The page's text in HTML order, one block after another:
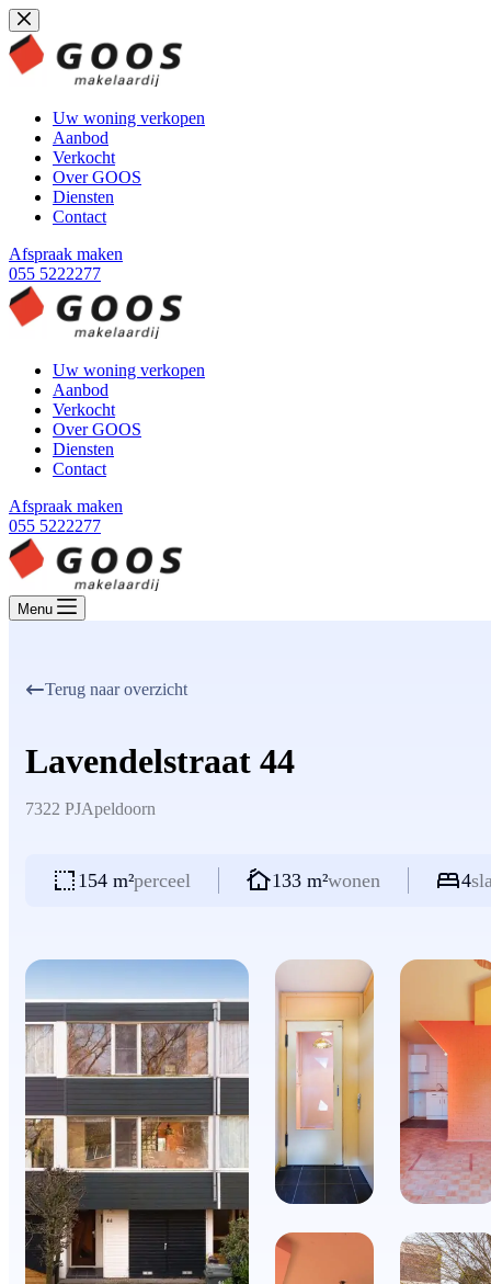
Ga
naar
de
inhoud
Uw woning verkopen
Aanbod
Verkocht
Over GOOS
Diensten
Contact
Afspraak maken
055 5222277
Uw woning verkopen
Aanbod
Verkocht
Over GOOS
Diensten
Contact
Afspraak maken
055 5222277
Menu
Terug naar overzicht
Lavendelstraat 44
7322 PJApeldoorn
154 m²perceel 133 m²wonen 4